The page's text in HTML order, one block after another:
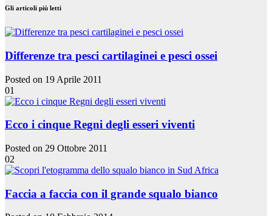
Gli articoli più letti
Differenze tra pesci cartilaginei e pesci ossei
Posted on 19 Aprile 2011
01
Ecco i cinque Regni degli esseri viventi
Posted on 29 Ottobre 2011
02
Faccia a faccia con il grande squalo bianco